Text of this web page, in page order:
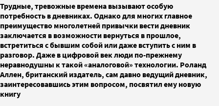
Трудные, тревожные времена вызывают особую
потребность в дневниках. Однако для многих главное
преимущество многолетней привычки вести дневник
заключается в возможности вернуться в прошлое,
встретиться с бывшим собой или даже вступить с ним в
разговор. Даже в цифровой век люди по-прежнему
неравнодушны к такой «аналоговой» технологии. Роланд
Аллен, британский издатель, сам давно ведущий дневник,
заинтересовавшись этим вопросом, посвятил ему новую
книгу